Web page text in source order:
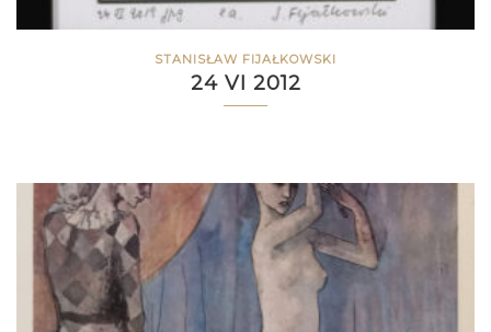
STANISŁAW FIJAŁKOWSKI
24 VI 2012